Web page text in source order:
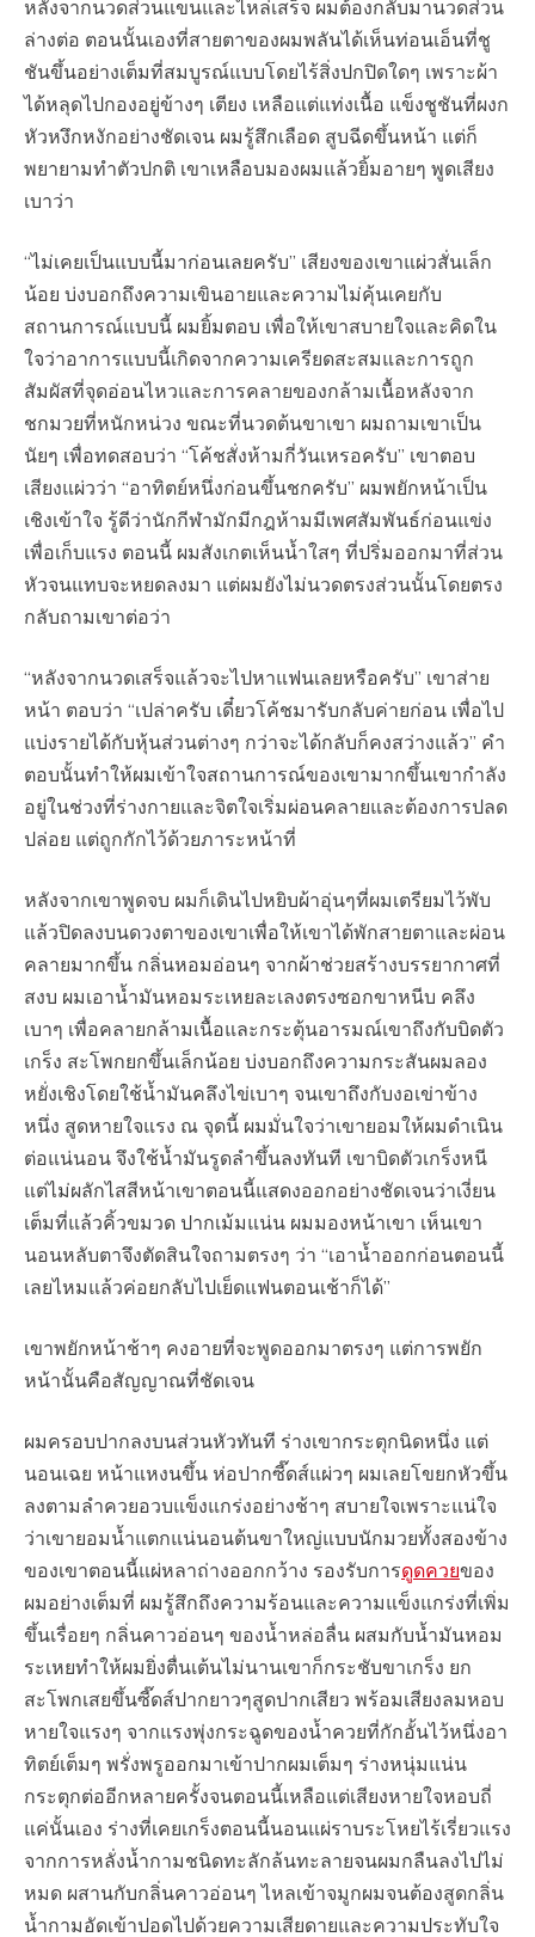
หลังจากนวดส่วนแขนและไหล่เสร็จ ผมต้องกลับมานวดส่วน
ล่างต่อ ตอนนั้นเองที่สายตาของผมพลันได้เห็นท่อนเอ็นที่ชู
ชันขึ้นอย่างเต็มที่สมบูรณ์แบบโดยไร้สิ่งปกปิดใดๆ เพราะผ้า
ได้หลุดไปกองอยู่ข้างๆ เตียง เหลือแต่แท่งเนื้อ แข็งชูชันที่ผงก
หัวหงึกหงักอย่างชัดเจน ผมรู้สึกเลือด สูบฉีดขึ้นหน้า แต่ก็
พยายามทำตัวปกติ เขาเหลือบมองผมแล้วยิ้มอายๆ พูดเสียง
เบาว่า
“ไม่เคยเป็นแบบนี้มาก่อนเลยครับ” เสียงของเขาแผ่วสั่นเล็ก
น้อย บ่งบอกถึงความเขินอายและความไม่คุ้นเคยกับ
สถานการณ์แบบนี้ ผมยิ้มตอบ เพื่อให้เขาสบายใจและคิดใน
ใจว่าอาการแบบนี้เกิดจากความเครียดสะสมและการถูก
สัมผัสที่จุดอ่อนไหวและการคลายของกล้ามเนื้อหลังจาก
ชกมวยที่หนักหน่วง ขณะที่นวดต้นขาเขา ผมถามเขาเป็น
นัยๆ เพื่อทดสอบว่า “โค้ชสั่งห้ามกี่วันเหรอครับ” เขาตอบ
เสียงแผ่วว่า “อาทิตย์หนึ่งก่อนขึ้นชกครับ” ผมพยักหน้าเป็น
เชิงเข้าใจ รู้ดีว่านักกีฬามักมีกฎห้ามมีเพศสัมพันธ์ก่อนแข่ง
เพื่อเก็บแรง ตอนนี้ ผมสังเกตเห็นน้ำใสๆ ที่ปริ่มออกมาที่ส่วน
หัวจนแทบจะหยดลงมา แต่ผมยังไม่นวดตรงส่วนนั้นโดยตรง
กลับถามเขาต่อว่า
“หลังจากนวดเสร็จแล้วจะไปหาแฟนเลยหรือครับ” เขาส่าย
หน้า ตอบว่า “เปล่าครับ เดี๋ยวโค้ชมารับกลับค่ายก่อน เพื่อไป
แบ่งรายได้กับหุ้นส่วนต่างๆ กว่าจะได้กลับก็คงสว่างแล้ว” คำ
ตอบนั้นทำให้ผมเข้าใจสถานการณ์ของเขามากขึ้นเขากำลัง
อยู่ในช่วงที่ร่างกายและจิตใจเริ่มผ่อนคลายและต้องการปลด
ปล่อย แต่ถูกกักไว้ด้วยภาระหน้าที่
หลังจากเขาพูดจบ ผมก็เดินไปหยิบผ้าอุ่นๆที่ผมเตรียมไว้พับ
แล้วปิดลงบนดวงตาของเขาเพื่อให้เขาได้พักสายตาและผ่อน
คลายมากขึ้น กลิ่นหอมอ่อนๆ จากผ้าช่วยสร้างบรรยากาศที่
สงบ ผมเอาน้ำมันหอมระเหยละเลงตรงซอกขาหนีบ คลึง
เบาๆ เพื่อคลายกล้ามเนื้อและกระตุ้นอารมณ์เขาถึงกับบิดตัว
เกร็ง สะโพกยกขึ้นเล็กน้อย บ่งบอกถึงความกระสันผมลอง
หยั่งเชิงโดยใช้น้ำมันคลึงไข่เบาๆ จนเขาถึงกับงอเข่าข้าง
หนึ่ง สูดหายใจแรง ณ จุดนี้ ผมมั่นใจว่าเขายอมให้ผมดำเนิน
ต่อแน่นอน จึงใช้น้ำมันรูดลำขึ้นลงทันที เขาบิดตัวเกร็งหนี
แต่ไม่ผลักไสสีหน้าเขาตอนนี้แสดงออกอย่างชัดเจนว่าเงี่ยน
เต็มที่แล้วคิ้วขมวด ปากเม้มแน่น ผมมองหน้าเขา เห็นเขา
นอนหลับตาจึงตัดสินใจถามตรงๆ ว่า “เอาน้ำออกก่อนตอนนี้
เลยไหมแล้วค่อยกลับไปเย็ดแฟนตอนเช้าก็ได้”
เขาพยักหน้าช้าๆ คงอายที่จะพูดออกมาตรงๆ แต่การพยัก
หน้านั้นคือสัญญาณที่ชัดเจน
ผมครอบปากลงบนส่วนหัวทันที ร่างเขากระตุกนิดหนึ่ง แต่
นอนเฉย หน้าแหงนขึ้น ห่อปากซี๊ดส์แผ่วๆ ผมเลยโขยกหัวขึ้น
ลงตามลำควยอวบแข็งแกร่งอย่างช้าๆ สบายใจเพราะแน่ใจ
ว่าเขายอมน้ำแตกแน่นอนต้นขาใหญ่แบบนักมวยทั้งสองข้าง
ของเขาตอนนี้แผ่หลาถ่างออกกว้าง รองรับการดูดควยของ
ผมอย่างเต็มที่ ผมรู้สึกถึงความร้อนและความแข็งแกร่งที่เพิ่ม
ขึ้นเรื่อยๆ กลิ่นคาวอ่อนๆ ของน้ำหล่อลื่น ผสมกับน้ำมันหอม
ระเหยทำให้ผมยิ่งตื่นเต้นไม่นานเขาก็กระชับขาเกร็ง ยก
สะโพกเสยขึ้นซี๊ดส์ปากยาวๆสูดปากเสียว พร้อมเสียงลมหอบ
หายใจแรงๆ จากแรงพุ่งกระฉูดของน้ำควยที่กักอั้นไว้หนึ่งอา
ทิตย์เต็มๆ พรั่งพรูออกมาเข้าปากผมเต็มๆ ร่างหนุ่มแน่น
กระตุกต่ออีกหลายครั้งจนตอนนี้เหลือแต่เสียงหายใจหอบถี่
แค่นั้นเอง ร่างที่เคยเกร็งตอนนี้นอนแผ่ราบระโหยไร้เรี่ยวแรง
จากการหลั่งน้ำกามชนิดทะลักล้นทะลายจนผมกลืนลงไปไม่
หมด ผสานกับกลิ่นคาวอ่อนๆ ไหลเข้าจมูกผมจนต้องสูดกลิ่น
น้ำกามอัดเข้าปอดไปด้วยความเสียดายและความประทับใจ